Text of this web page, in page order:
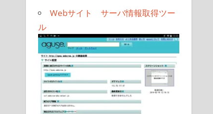
Webサイト サーバ情報取得ツー
ル